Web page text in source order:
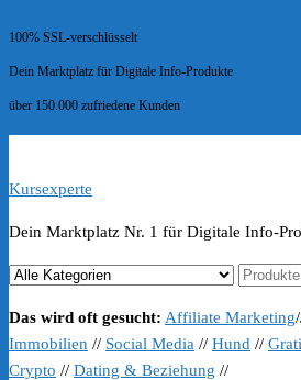
100% SSL-verschlüsselt
Dein Marktplatz für Digitale Info-Produkte
über 150.000 zufriedene Kunden
Kursexperte
Dein Marktplatz Nr. 1 für Digitale Info-
Das wird oft gesucht: Affiliate Marketing
Immobilien // Social Media // Hund //
Crypto // Dating & Beziehung //